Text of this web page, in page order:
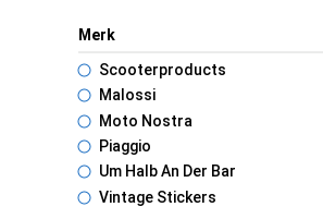
Merk
Scooterproducts
Malossi
Moto Nostra
Piaggio
Um Halb An Der Bar
Vintage Stickers